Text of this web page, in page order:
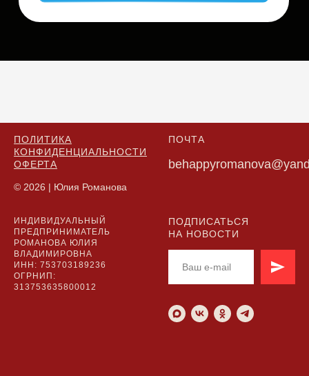
ПОЛИТИКА
КОНФИДЕНЦИАЛЬНОСТИ
ОФЕРТА
© 2026 | Юлия Романова
ПОЧТА
ИНДИВИДУАЛЬНЫЙ
ПРЕДПРИНИМАТЕЛЬ
РОМАНОВА ЮЛИЯ
ВЛАДИМИРОВНА
ИНН: 753703189236
ОГРНИП:
313753635800012
ПОДПИСАТЬСЯ
НА НОВОСТИ